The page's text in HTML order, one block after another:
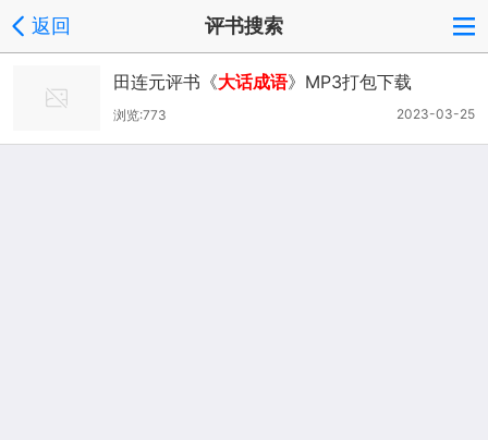
返回 评书搜索
田连元评书《大话成语》MP3打包下载
2023-03-25
浏览:773